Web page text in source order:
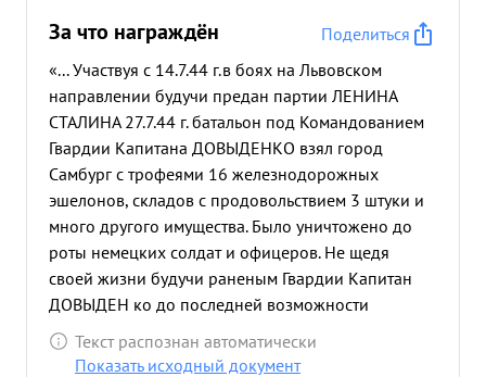
За что награждён
Поделиться
«... Участвуя с 14.7.44 г.в боях на Львовском
направлении будучи предан партии ЛЕНИНА
СТАЛИНА 27.7.44 г. батальон под Командованием
Гвардии Капитана ДОВЫДЕНКО взял город
Самбург с трофеями 16 железнодорожных
эшелонов, складов с продовольствием 3 штуки и
много другого имущества. Было уничтожено до
роты немецких солдат и офицеров. Не щедя
своей жизни будучи раненым Гвардии Капитан
ДОВЫДЕН ко до последней возможности
командовал батальоном. ...»
Текст распознан автоматически
Показать исходный документ